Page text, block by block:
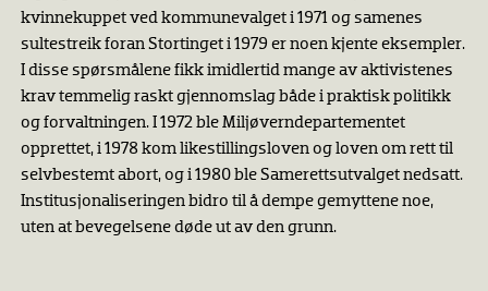
kvinnekuppet ved kommunevalget i 1971 og samenes
sultestreik foran Stortinget i 1979 er noen kjente eksempler.
I disse spørsmålene fikk imidlertid mange av aktivistenes
krav temmelig raskt gjennomslag både i praktisk politikk
og forvaltningen. I 1972 ble Miljøverndepartementet
opprettet, i 1978 kom likestillingsloven og loven om rett til
selvbestemt abort, og i 1980 ble Samerettsutvalget nedsatt.
Institusjonaliseringen bidro til å dempe gemyttene noe,
uten at bevegelsene døde ut av den grunn.